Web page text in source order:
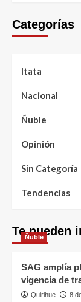
Categorías
Itata
Nacional
Ñuble
Opinión
Sin Categoría
Tendencias
Te pueden
Ñuble
SAG amplía
vigencia de
Quirihue 8